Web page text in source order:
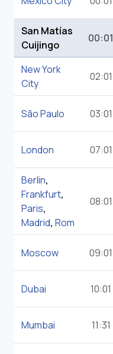
San Matías
Cuijingo
00:01
New York
City
02:01
São Paulo 03:01
London 07:01
Berlin,
Frankfurt,
Paris,
Madrid, Rom
08:01
Moscow 09:01
Dubai 10:01
Mumbai 11:31